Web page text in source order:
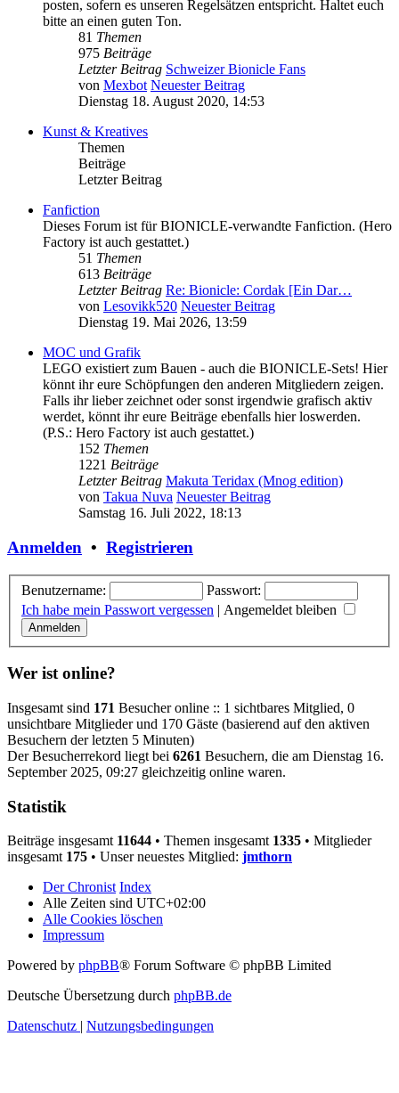
posten, sofern es unseren Regelsätzen entspricht. Haltet euch
bitte an einen guten Ton.
81 Themen
975 Beiträge
Letzter Beitrag Schweizer Bionicle Fans
von Mexbot Neuester Beitrag
Dienstag 18. August 2020, 14:53
Kunst & Kreatives
Themen
Beiträge
Letzter Beitrag
Fanfiction
Dieses Forum ist für BIONICLE-verwandte Fanfiction. (Hero
Factory ist auch gestattet.)
51 Themen
613 Beiträge
Letzter Beitrag Re: Bionicle: Cordak [Ein Dar…
von Lesovikk520 Neuester Beitrag
Dienstag 19. Mai 2026, 13:59
MOC und Grafik
LEGO existiert zum Bauen - auch die BIONICLE-Sets! Hier
könnt ihr eure Schöpfungen den anderen Mitgliedern zeigen.
Falls ihr lieber zeichnet oder sonst irgendwie grafisch aktiv
werdet, könnt ihr eure Beiträge ebenfalls hier loswerden.
(P.S.: Hero Factory ist auch gestattet.)
152 Themen
1221 Beiträge
Letzter Beitrag Makuta Teridax (Mnog edition)
von Takua Nuva Neuester Beitrag
Samstag 16. Juli 2022, 18:13
Anmelden • Registrieren
Benutzername:
Passwort:
Ich habe mein Passwort vergessen | Angemeldet bleiben
Wer ist online?
Insgesamt sind 171 Besucher online :: 1 sichtbares Mitglied, 0
unsichtbare Mitglieder und 170 Gäste (basierend auf den aktiven
Besuchern der letzten 5 Minuten)
Der Besucherrekord liegt bei 6261 Besuchern, die am Dienstag 16.
September 2025, 09:27 gleichzeitig online waren.
Statistik
Beiträge insgesamt 11644 • Themen insgesamt 1335 • Mitglieder
insgesamt 175 • Unser neuestes Mitglied: jmthorn
Der Chronist Index
Alle Zeiten sind UTC+02:00
Alle Cookies löschen
Impressum
Powered by phpBB® Forum Software © phpBB Limited
Deutsche Übersetzung durch phpBB.de
Datenschutz | Nutzungsbedingungen